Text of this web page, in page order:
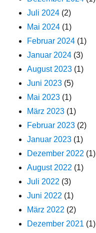
Juli 2024 (2)
Mai 2024 (1)
Februar 2024 (1)
Januar 2024 (3)
August 2023 (1)
Juni 2023 (5)
Mai 2023 (1)
März 2023 (1)
Februar 2023 (2)
Januar 2023 (1)
Dezember 2022 (1)
August 2022 (1)
Juli 2022 (3)
Juni 2022 (1)
März 2022 (2)
Dezember 2021 (1)